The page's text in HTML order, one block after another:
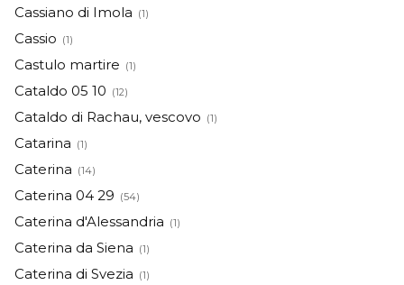
Cassiano di Imola (1)
Cassio (1)
Castulo martire (1)
Cataldo 05 10 (12)
Cataldo di Rachau, vescovo (1)
Catarina (1)
Caterina (14)
Caterina 04 29 (54)
Caterina d'Alessandria (1)
Caterina da Siena (1)
Caterina di Svezia (1)